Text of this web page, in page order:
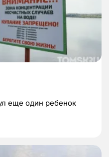
еще один ребенок